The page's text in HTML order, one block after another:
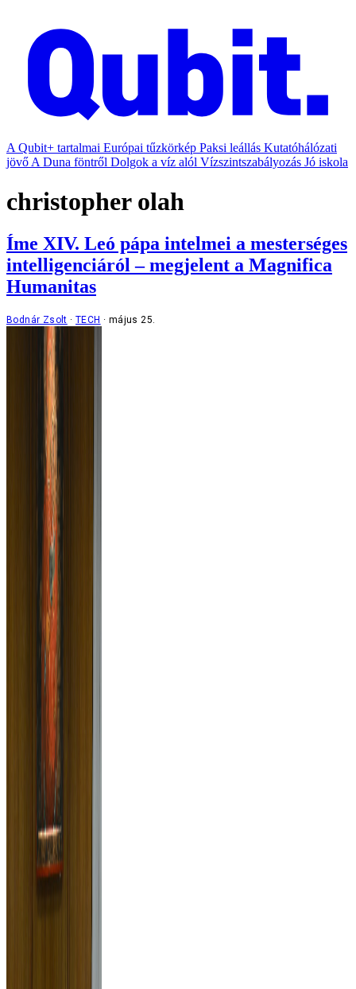
A Qubit+ tartalmai Európai tűzkörkép Paksi leállás Kutatóhálózati
jövő A Duna föntről Dolgok a víz alól Vízszintszabályozás Jó iskola
christopher olah
Íme XIV. Leó pápa intelmei a mesterséges
intelligenciáról – megjelent a Magnifica
Humanitas
Bodnár Zsolt TECH május 25.